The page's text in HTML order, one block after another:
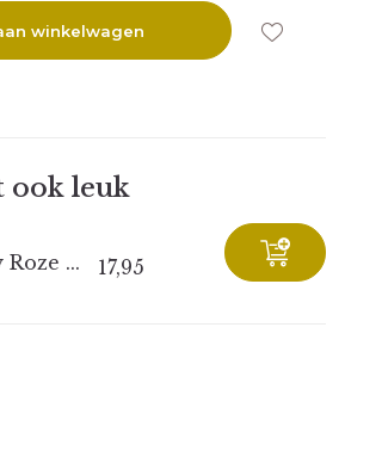
winkelwagen
ook leuk
... 17,95